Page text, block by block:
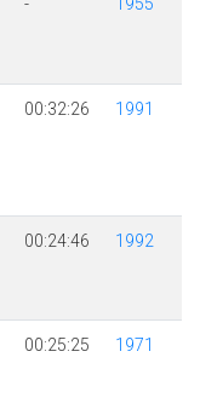
00:32:26 1991
00:24:46 1992
00:25:25 1971